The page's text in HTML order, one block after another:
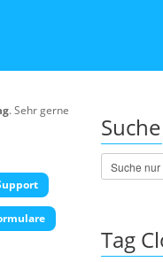
. Sehr gerne
Suche
Tag